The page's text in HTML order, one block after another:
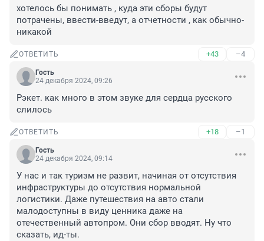
хотелось бы понимать , куда эти сборы будут
потрачены, ввести-введут, а отчетности , как обычно-
никакой
ОТВЕТИТЬ +43 –4
Гость
24 декабря 2024, 09:26
Рэкет. как много в этом звуке для сердца русского
слилось
ОТВЕТИТЬ +18 –1
Гость
24 декабря 2024, 09:14
У нас и так туризм не развит, начиная от отсутствия
инфраструктуры до отсутствия нормальной
логистики. Даже путешествия на авто стали
малодоступны в виду ценника даже на
отечественный автопром. Они сбор вводят. Ну что
сказать, ид-ты.